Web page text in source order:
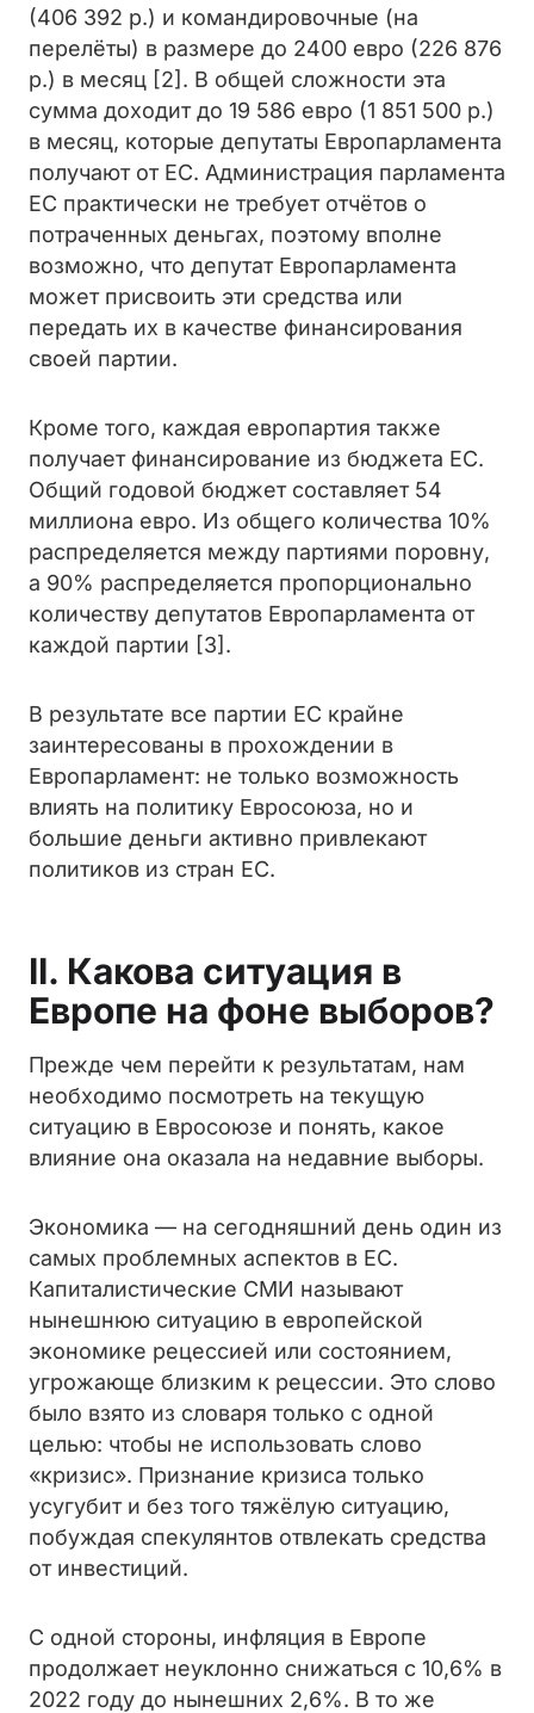
(406 392 р.) и командировочные (на
перелёты) в размере до 2400 евро (226 876
р.) в месяц [2]. В общей сложности эта
сумма доходит до 19 586 евро (1 851 500 р.)
в месяц, которые депутаты Европарламента
получают от ЕС. Администрация парламента
ЕС практически не требует отчётов о
потраченных деньгах, поэтому вполне
возможно, что депутат Европарламента
может присвоить эти средства или
передать их в качестве финансирования
своей партии.
Кроме того, каждая европартия также
получает финансирование из бюджета ЕС.
Общий годовой бюджет составляет 54
миллиона евро. Из общего количества 10%
распределяется между партиями поровну,
а 90% распределяется пропорционально
количеству депутатов Европарламента от
каждой партии [3].
В результате все партии ЕС крайне
заинтересованы в прохождении в
Европарламент: не только возможность
влиять на политику Евросоюза, но и
большие деньги активно привлекают
политиков из стран ЕС.
II. Какова ситуация в
Европе на фоне выборов?
Прежде чем перейти к результатам, нам
необходимо посмотреть на текущую
ситуацию в Евросоюзе и понять, какое
влияние она оказала на недавние выборы.
Экономика — на сегодняшний день один из
самых проблемных аспектов в ЕС.
Капиталистические СМИ называют
нынешнюю ситуацию в европейской
экономике рецессией или состоянием,
угрожающе близким к рецессии. Это слово
было взято из словаря только с одной
целью: чтобы не использовать слово
«кризис». Признание кризиса только
усугубит и без того тяжёлую ситуацию,
побуждая спекулянтов отвлекать средства
от инвестиций.
С одной стороны, инфляция в Европе
продолжает неуклонно снижаться с 10,6% в
2022 году до нынешних 2,6%. В то же